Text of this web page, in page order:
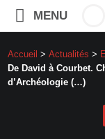
MENU
Accueil > Actualités >
De David à Courbet.
d’Archéologie (…)